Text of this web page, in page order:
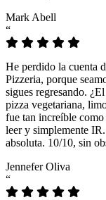
Mark Abell
“
He perdido la cuenta
Pizzeria, porque
sigues regresando.
pizza vegetariana,
fue tan increíble
leer y simplemente
absoluta. 10/10, sin
Jennefer Oliva
“